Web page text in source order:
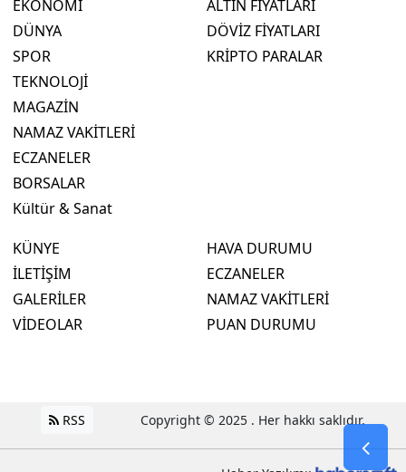
EKONOMİ
DÜNYA
SPOR
TEKNOLOJİ
MAGAZİN
NAMAZ VAKİTLERİ
ECZANELER
BORSALAR
Kültür & Sanat
ALTIN FİYATLARI
DÖVİZ FİYATLARI
KRİPTO PARALAR
KÜNYE
İLETİŞİM
GALERİLER
VİDEOLAR
HAVA DURUMU
ECZANELER
NAMAZ VAKİTLERİ
PUAN DURUMU
RSS Copyright © 2025 . Her hakkı saklıdır.